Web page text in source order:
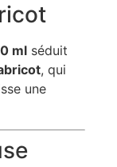
ml séduit
, qui
une